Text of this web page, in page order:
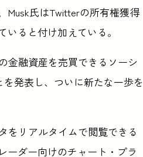
Musk氏はTwitterの所有権獲得
ると付け加えている。
金融資産を売買できるソーシ
発表し、ついに新たな一歩を
をリアルタイムで閲覧できる
ーダー向けのチャート・プラ